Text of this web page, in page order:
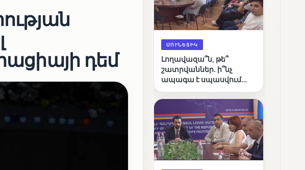
դեմ
ՄՈՒՆԵՏԻԿ
Լողավազա՞ն, թե՞
շատրվաններ. ի՞նչ
ապագա է սպասվում
լճին